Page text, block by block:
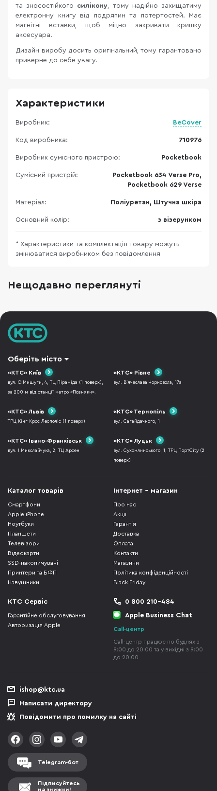
та зносостійкого силікону, тому надійно захищатиму
електронну книгу від подряпин та потертостей. Має
магнітні вставки, щоб міцно закривати кришку
аксесуара.
Дизайн виробу досить оригінальний, тому гарантовано
приверне до себе увагу.
Характеристики
Виробник: BeCover
Код виробника: 710976
Виробник сумісного пристрою: Pocketbook
Сумісний пристрій:
Pocketbook 634 Verse Pro,
Pocketbook 629 Verse
Матеріал: Поліуретан, Штучна шкіра
Основний колір: з візерунком
* Характеристики та комплектація товару можуть
змінюватися виробником без повідомлення
Нещодавно переглянуті
Оберіть місто
«КТС» Київ
вул. О.Мишуги, 4, ТЦ Піраміда (1 поверх),
за 200 м від станції метро «Позняки».
«КТС» Рівне
вул. В`ячеслава Чорновола, 17а
«КТС» Львів
ТРЦ Кінг Крос Леополіс (1 поверх)
«КТС» Тернопіль
вул. Сагайдачного, 1
«КТС» Івано-Франківськ
вул. І.Миколайчука, 2, ТЦ Арсен
«КТС» Луцьк
вул. Сухомлинського, 1, ТРЦ ПортCity (2
поверх)
Каталог товарів
Смартфони
Apple iPhone
Ноутбуки
Планшети
Телевізори
Відеокарти
SSD-накопичувачі
Принтери та БФП
Навушники
Інтернет - магазин
Про нас
Акції
Гарантія
Доставка
Оплата
Контакти
Магазини
Політика конфіденційності
Black Friday
КТС Сервіс
Гарантійне обслуговування
Авторизація Apple
0 800 210-484
Apple Business Chat
Call-центр
Call-центр працює по буднях з
9:00 до 20:00 та у вихідні з 9:00
до 20:00
ishop@ktc.ua
Написати директору
Повідомити про помилку на сайті
Telegram-бот
Підписуйтесь
на знижки!